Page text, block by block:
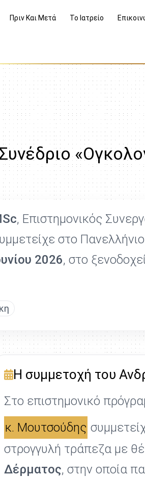
Πριν Και Μετά Το Ιατρείο
, Επιστημονικός
στο
2026, στο
Η συμμετοχή του
Στο επιστημονικό
κ. Μουτσούδης
στρογγυλή τράπεζα με
Δέρματος, στην οποία